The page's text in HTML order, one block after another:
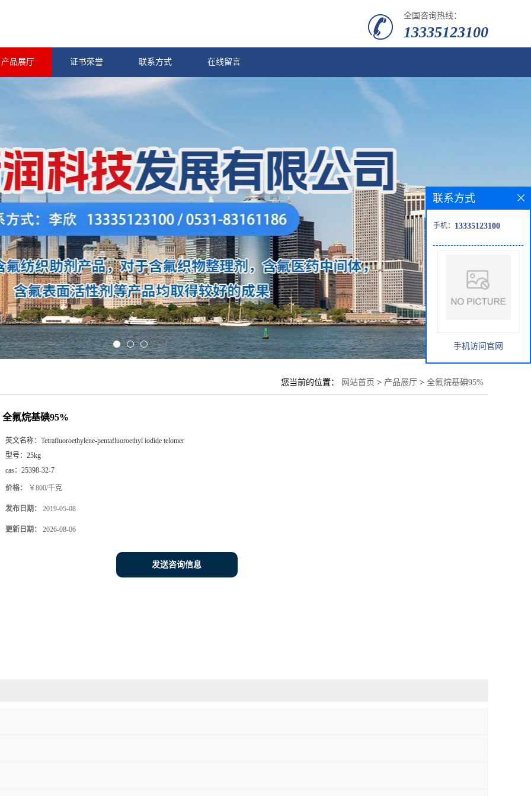
全国咨询热线：
13335123100
产品展厅 证书荣誉 联系方式 在线留言
您当前的位置： 网站首页 > 产品展厅 > 全氟烷基碘95%
全氟烷基碘95%
英文名称： Tetrafluoroethylene-pentafluoroethyl iodide telomer
型号： 25kg
cas： 25398-32-7
价格： ￥800/千克
发布日期： 2019-05-08
更新日期： 2026-08-06
发送咨询信息
联系方式
手机： 13335123100
手机访问官网